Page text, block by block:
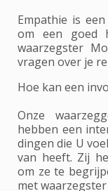
Empathie is
om een goed
waarzegster
vragen over je
Hoe kan een
Onze
hebben een
dingen die U
van heeft. Zij
om ze te
met